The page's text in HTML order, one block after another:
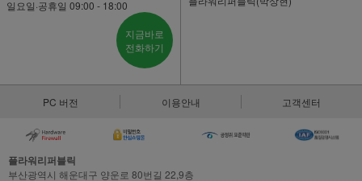
일요일·공휴일 09:00 - 18:00
지금바로
전화하기
PC 버전 이용안내 고객센터
플라워리퍼블릭
부산광역시 해운대구 양운로 80번길 22,9층